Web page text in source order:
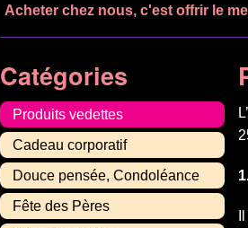
Acheter chez nous, c'est offrir le
Catégories
Produits vedettes
Cadeau corporatif
Douce pensée, Condoléance
Fête des Pères